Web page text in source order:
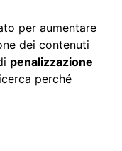
per aumentare
dei contenuti
penalizzazione
perché